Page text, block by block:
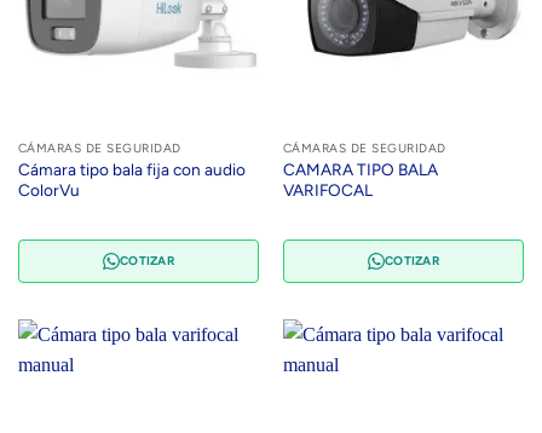
CÁMARAS DE SEGURIDAD
Cámara tipo bala fija con audio
ColorVu
COTIZAR
CÁMARAS DE SEGURIDAD
CAMARA TIPO BALA
VARIFOCAL
COTIZAR